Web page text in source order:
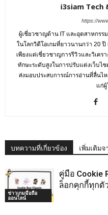
i3siam Tech
https://
ผู้เชี่ยวชาญด้าน IT และอุตสาหกรร
ในโลกวิดีโอเกมที่ยาวนานกว่า 20 ปี
เพียงแต่เชี่ยวชาญการรีวิวและวิเคร
ทักษะระดับสูงในการปรับแต่งเว็บไ
ส่งมอบประสบการณ์การอ่านที่ลื่นไ
แก่
บทความที่เกี่ยวข้อง เพิ่มเติม
ข่าวเกมมือถือ
ออนไลน์
คู่มือ Cookie
ล็อกคุกกี้ทุกตั